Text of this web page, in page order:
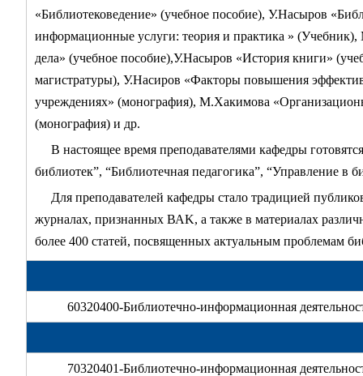
«Библиотековедение» (учебное пособие), У.Насыров
информационные услуги: теория и практика »
дела» (учебное пособие),У.Насыров «История книги»
магистратуры), У.Насиров «Факторы повышения
учреждениях» (монография), М.Хакимова
(монография) и др.
В настоящее время преподавателями кафедры
библиотек”, “Библиотечная педагогика”, “Управление в
Для преподавателей кафедры стало традицией
журналах, признанных ВАK, а также в материалах
более 400 статей, посвященных актуальным проблемам
60320400-Библиотечно-информационная
70320401-Библиотечно-информационная